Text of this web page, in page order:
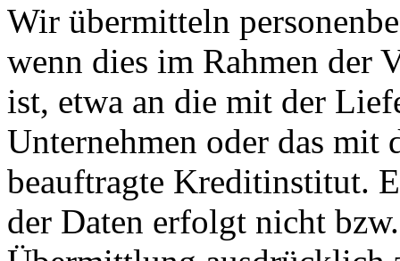
Wir übermitteln
wenn dies im Rahmen der
ist, etwa an die mit der
Unternehmen oder das
beauftragte Kreditinstitut.
der Daten erfolgt nicht